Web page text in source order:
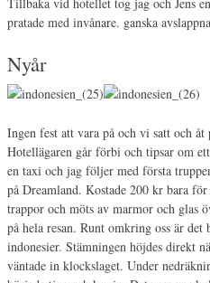
pratade med invånare. ganska
Nyår
Ingen fest att vara på och vi satt och
Hotellägaren går förbi och tipsar om
en taxi och jag följer med första
på Dreamland. Kostade 200 kr bara
trappor och möts av marmor och glas
på hela resan. Runt omkring oss är det
indonesier. Stämningen höjdes direkt
väntade in klockslaget. Under